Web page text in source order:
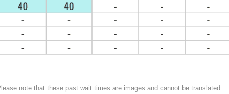
note that these past wait times are images and cannot be translated.